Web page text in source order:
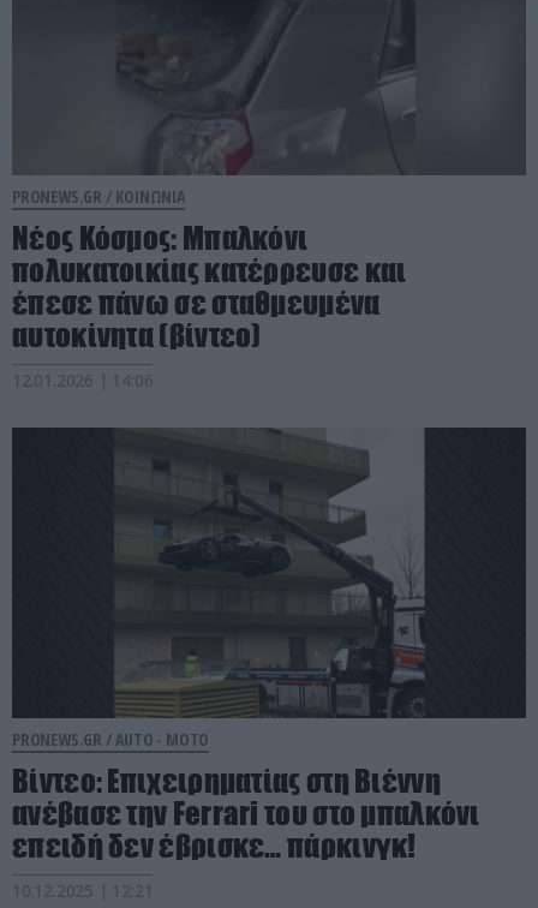
PRONEWS.GR / ΚΟΙΝΩΝΙΑ
Νέος Κόσμος: Mπαλκόνι
πολυκατοικίας κατέρρευσε και
έπεσε πάνω σε σταθμευμένα
αυτοκίνητα (βίντεο)
12.01.2026 | 14:06
PRONEWS.GR /AUTO - MOTO
Βίντεο: Επιχειρηματίας στη Βιέννη
ανέβασε την Ferrari του στο μπαλκόνι
επειδή δεν έβρισκε… πάρκινγκ!
10.12.2025 | 12:21